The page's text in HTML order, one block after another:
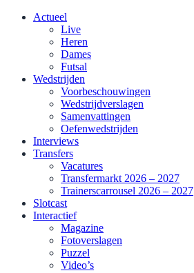
Actueel
Live
Heren
Dames
Futsal
Wedstrijden
Voorbeschouwingen
Wedstrijdverslagen
Samenvattingen
Oefenwedstrijden
Interviews
Transfers
Vacatures
Transfermarkt 2026 – 2027
Trainerscarrousel 2026 – 2027
Slotcast
Interactief
Magazine
Fotoverslagen
Puzzel
Video’s